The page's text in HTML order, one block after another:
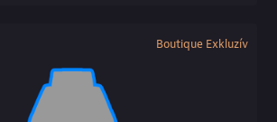
Boutique Exkluzív